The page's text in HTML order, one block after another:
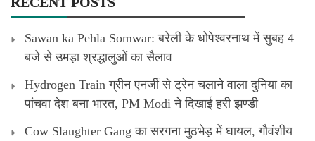
Sawan ka Pehla Somwar: बरेली के धोपेश्वरनाथ में सुबह 4
बजे से उमड़ा श्रद्धालुओं का सैलाव
Hydrogen Train ग्रीन एनर्जी से ट्रेन चलाने वाला दुनिया का
पांचवा देश बना भारत, PM Modi ने दिखाई हरी झण्डी
Cow Slaughter Gang का सरगना मुठभेड़ में घायल, गौवंशीय